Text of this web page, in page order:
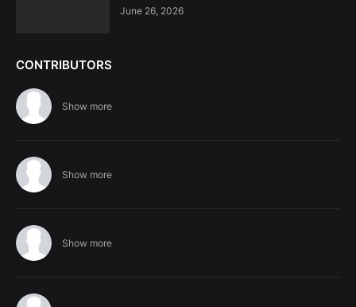
June 26, 2026
CONTRIBUTORS
Show more
Show more
Show more